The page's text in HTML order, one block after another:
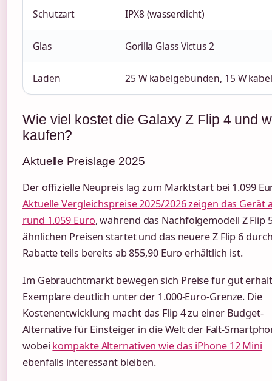
Schutzart IPX8 (wasserdicht)
Glas Gorilla Glass Victus 2
Laden 25 W kabelgebunden, 15 W
Wie viel kostet die Galaxy Z Flip 4 und
kaufen?
Aktuelle Preislage 2025
Der offizielle Neupreis lag zum Marktstart bei 1.099
Aktuelle Vergleichspreise 2025/2026 zeigen das Gerät
rund 1.059 Euro, während das Nachfolgemodell Z Flip
ähnlichen Preisen startet und das neuere Z Flip 6
Rabatte teils bereits ab 855,90 Euro erhältlich ist.
Im Gebrauchtmarkt bewegen sich Preise für gut
Exemplare deutlich unter der 1.000-Euro-Grenze. Die
Kostenentwicklung macht das Flip 4 zu einer Budget-
Alternative für Einsteiger in die Welt der Falt-
wobei kompakte Alternativen wie das iPhone 12 Mini
ebenfalls interessant bleiben.